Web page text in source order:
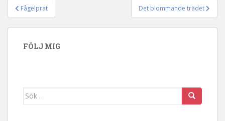
Inläggsnavigering
Fågelprat Det blommande trädet
FÖLJ MIG
Sök efter: